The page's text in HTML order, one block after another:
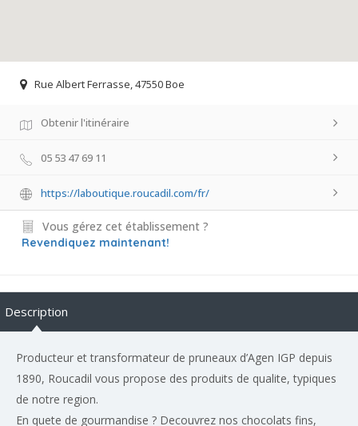
Rue Albert Ferrasse, 47550 Boe
Obtenir l'itinéraire
05 53 47 69 11
https://laboutique.roucadil.com/fr/
Vous gérez cet établissement ?
Revendiquez maintenant!
Description
Producteur et transformateur de pruneaux d’Agen IGP depuis
1890, Roucadil vous propose des produits de qualite, typiques
de notre region.
En quete de gourmandise ? Decouvrez nos chocolats fins,